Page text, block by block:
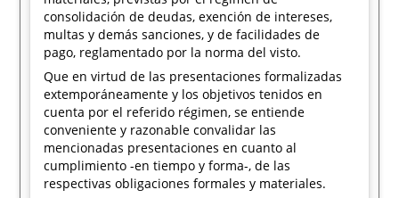
consolidación de deudas, exención de intereses,
multas y demás sanciones, y de facilidades de
pago, reglamentado por la norma del visto.
Que en virtud de las presentaciones formalizadas
extemporáneamente y los objetivos tenidos en
cuenta por el referido régimen, se entiende
conveniente y razonable convalidar las
mencionadas presentaciones en cuanto al
cumplimiento -en tiempo y forma-, de las
respectivas obligaciones formales y materiales.